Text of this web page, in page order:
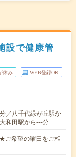
設で健康管
休み WEB登録OK
／八千代緑が丘駅か
和田駅から---分
ご希望の曜日をご相